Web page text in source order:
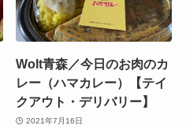
Wolt青森／今日のお肉のカ
レー（ハマカレー）【テイ
クアウト・デリバリー】
2021年7月16日